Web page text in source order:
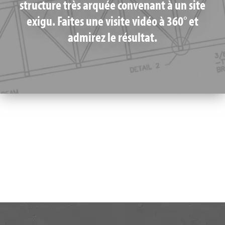
structure très arquée convenant à un site
exigu. Faites une visite vidéo à 360° et
admirez le résultat.